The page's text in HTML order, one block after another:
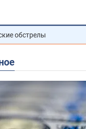
обстрелы